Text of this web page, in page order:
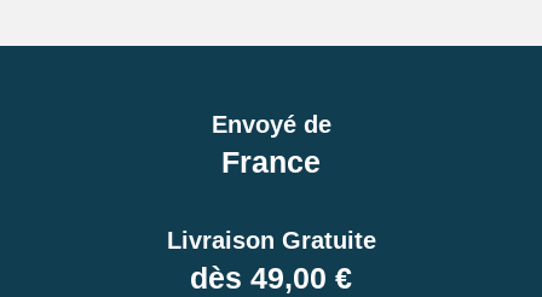
Envoyé de
France
Livraison Gratuite
dès 49,00 €